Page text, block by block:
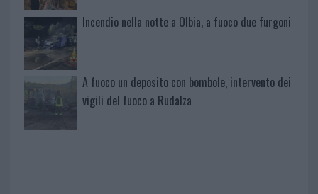
Incendio nella notte a Olbia, a fuoco due furgoni
A fuoco un deposito con bombole, intervento dei
vigili del fuoco a Rudalza